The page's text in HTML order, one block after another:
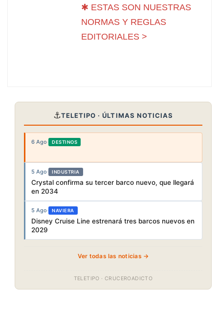
✱ ESTAS SON NUESTRAS
NORMAS Y REGLAS
EDITORIALES >
⚓TELETIPO · ÚLTIMAS NOTICIAS
6 Ago· DESTINOS
5 Ago· INDUSTRIA
Crystal confirma su tercer barco nuevo, que llegará
en 2034
5 Ago· NAVIERA
Disney Cruise Line estrenará tres barcos nuevos en
2029
Ver todas las noticias →
TELETIPO · CRUCEROADICTO